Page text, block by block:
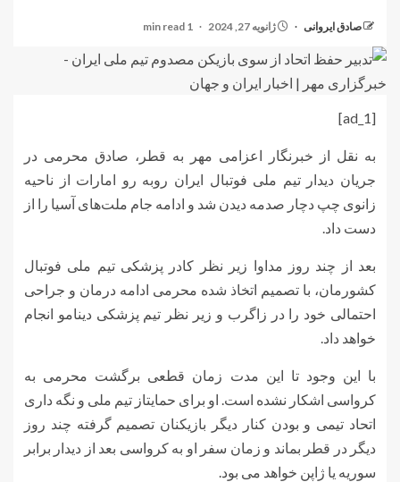
صادق ایروانی ژانویه 27, 2024 1 min read
[ad_1]
به نقل از خبرنگار اعزامی مهر به قطر، صادق محرمی در
جریان دیدار تیم ملی فوتبال ایران روبه رو امارات از ناحیه
زانوی چپ دچار صدمه دیدن شد و ادامه جام ملت‌های آسیا را از
دست داد.
بعد از چند روز مداوا زیر نظر کادر پزشکی تیم ملی فوتبال
کشورمان، با تصمیم اتخاذ شده محرمی ادامه درمان و جراحی
احتمالی خود را در زاگرب و زیر نظر تیم پزشکی دینامو انجام
خواهد داد.
با این وجود تا این مدت زمان قطعی برگشت محرمی به
کرواسی اشکار نشده است. او برای حمایتاز تیم ملی و نگه داری
اتحاد تیمی و بودن کنار دیگر بازیکنان تصمیم گرفته چند روز
دیگر در قطر بماند و زمان سفر او به کرواسی بعد از دیدار برابر
سوریه یا ژاپن خواهد می بود.